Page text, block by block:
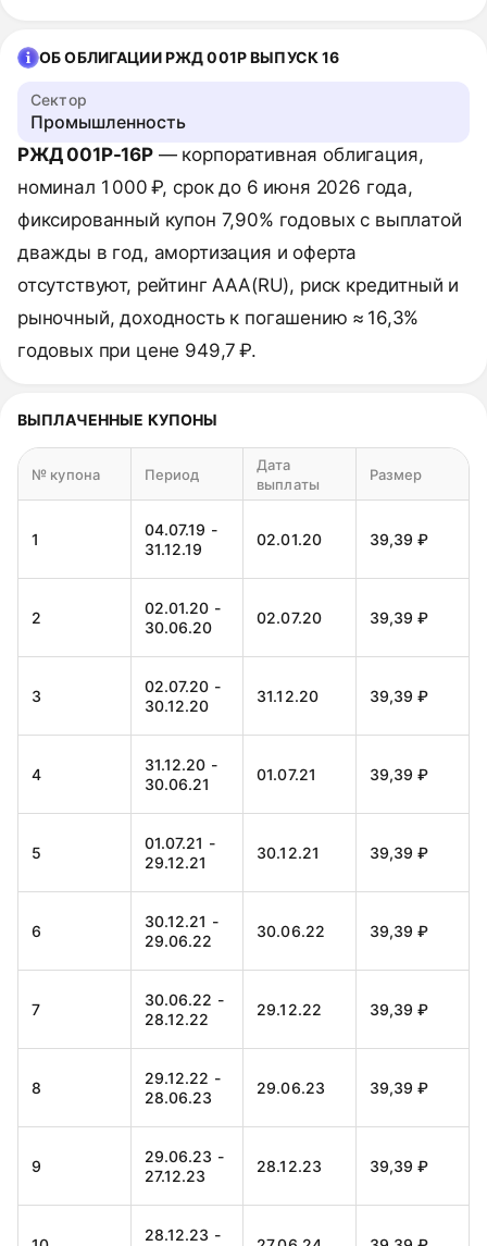
ОБ ОБЛИГАЦИИ РЖД 001Р ВЫПУСК 16
Сектор
Промышленность
РЖД 001P-16Р— корпоративная облигация,
номинал 1 000 ₽, срок до 6 июня 2026 года,
фиксированный купон 7,90% годовых с выплатой
дважды в год, амортизация и оферта
отсутствуют, рейтинг AAA(RU), риск кредитный и
рыночный, доходность к погашению ≈ 16,3%
годовых при цене 949,7 ₽.
ВЫПЛАЧЕННЫЕ КУПОНЫ
№ купона Период
Дата
выплаты
Размер
1
04.07.19 -
31.12.19
02.01.20 39,39 ₽
2
02.01.20 -
30.06.20
02.07.20 39,39 ₽
3
02.07.20 -
30.12.20
31.12.20 39,39 ₽
4
31.12.20 -
30.06.21
01.07.21 39,39 ₽
5
01.07.21 -
29.12.21
30.12.21 39,39 ₽
6
30.12.21 -
29.06.22
30.06.22 39,39 ₽
7
30.06.22 -
28.12.22
29.12.22 39,39 ₽
8
29.12.22 -
28.06.23
29.06.23 39,39 ₽
9
29.06.23 -
27.12.23
28.12.23 39,39 ₽
28.12.23 -